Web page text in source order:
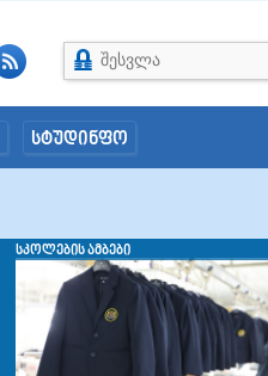
შესვლა
სტუდინფო